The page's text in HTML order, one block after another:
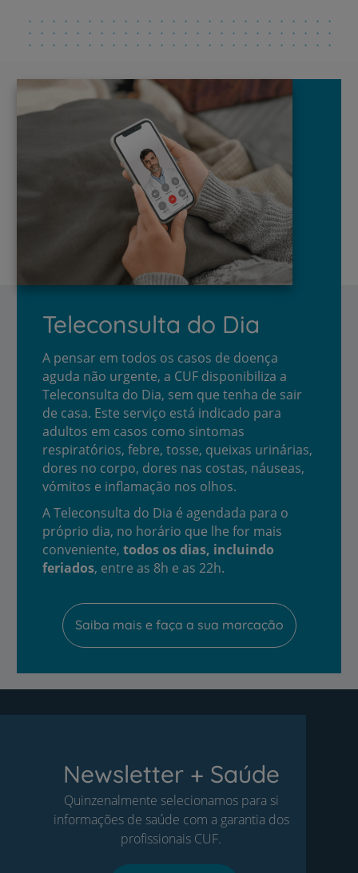
Teleconsulta do Dia
A pensar em todos os casos de doença
aguda não urgente, a CUF disponibiliza a
Teleconsulta do Dia, sem que tenha de sair
de casa. Este serviço está indicado para
adultos em casos como sintomas
respiratórios, febre, tosse, queixas urinárias,
dores no corpo, dores nas costas, náuseas,
vómitos e inflamação nos olhos.
A Teleconsulta do Dia é agendada para o
próprio dia, no horário que lhe for mais
conveniente, todos os dias, incluindo
feriados, entre as 8h e as 22h.
Saiba mais e faça a sua marcação
Newsletter + Saúde
Quinzenalmente selecionamos para si
informações de saúde com a garantia dos
profissionais CUF.